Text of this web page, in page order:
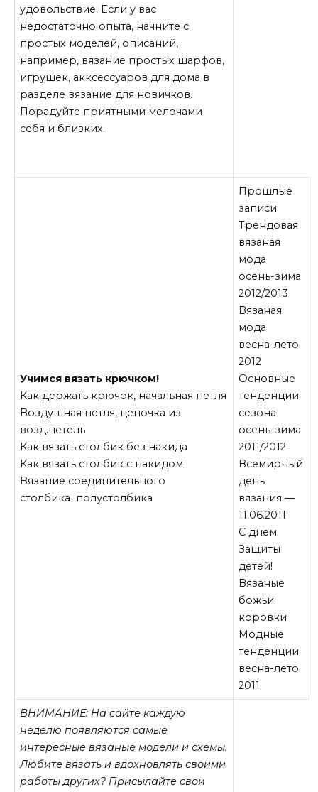
удовольствие. Если у вас
недостаточно опыта, начните с
простых моделей, описаний,
например, вязание простых шарфов,
игрушек, акксессуаров для дома в
разделе вязание для новичков.
Порадуйте приятными мелочами
себя и близких.
Учимся вязать крючком!
Как держать крючок, начальная петля
Воздушная петля, цепочка из
возд.петель
Как вязать столбик без накида
Как вязать столбик с накидом
Вязание соединительного
столбика=полустолбика
Прошлые
записи:
Трендовая
вязаная
мода
осень-зима
2012/2013
Вязаная
мода
весна-лето
2012
Основные
тенденции
сезона
осень-зима
2011/2012
Всемирный
день
вязания —
11.06.2011
С днем
Защиты
детей!
Вязаные
божьи
коровки
Модные
тенденции
весна-лето
2011
ВНИМАНИЕ: На сайте каждую
неделю появляются самые
интересные вязаные модели и схемы.
Любите вязать и вдохновлять своими
работы других? Присылайте свои